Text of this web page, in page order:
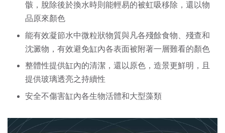
骸，脫除後於換水時則能輕易的被虹吸移除，還以物
品原來顏色
能有效凝節水中微粒狀物質與凡各殘餘食物、殘查和
沈澱物，有效避免缸內各表面被附著一層難看的顏色
整體性提供缸內的清潔，還以原色，造景更鮮明，且
提供玻璃透亮之持續性
安全不傷害缸內各生物活體和大型藻類